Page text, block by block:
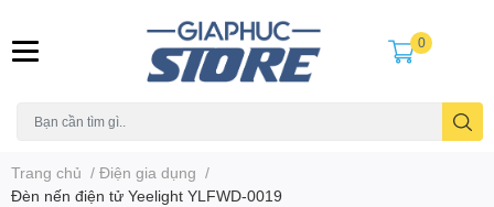
0
Trang chủ / Điện gia dụng /
Đèn nến điện tử Yeelight YLFWD-0019